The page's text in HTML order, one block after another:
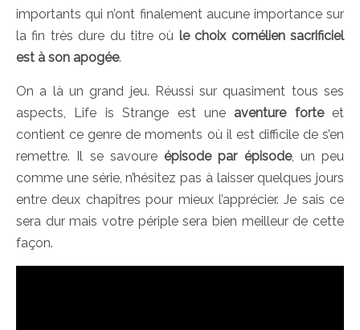
importants qui n’ont finalement aucune importance sur
la fin très dure du titre où le choix cornélien sacrificiel
est à son apogée.
On a là un grand jeu. Réussi sur quasiment tous ses
aspects, Life is Strange est une aventure forteet
contient ce genre de moments où il est difficile de s’en
remettre. Il se savoure épisode par épisode, un peu
comme une série, n’hésitez pas à laisser quelques jours
entre deux chapitres pour mieux l’apprécier. Je sais ce
sera dur mais votre périple sera bien meilleur de cette
façon.